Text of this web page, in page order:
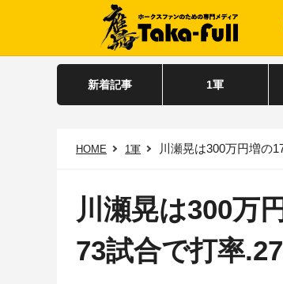
新着記事 1軍
HOME 1軍 川瀬晃は300万円増の
川瀬晃は300万
73試合で打率